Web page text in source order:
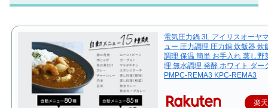
電気圧力鍋 3L アイリスオーヤ
ュー 圧力調理 圧力鍋 炊飯器 炊
調理 保温 簡単 お手入れ 蒸し野
理 無水調理 発酵 ホワイト ダー
PMPC-REMA3 KPC-REMA3
楽